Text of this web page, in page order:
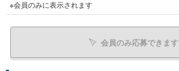
※会員のみに表示されます
会員のみ応募できます